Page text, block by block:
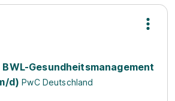
Gesundheitsmanagement
d) PwC Deutschland